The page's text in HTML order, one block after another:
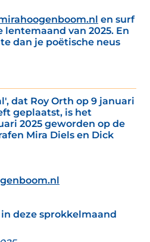
en surf
van 2025. En
dan je poëtische neus
dat Roy Orth op 9 januari
geplaatst, is het
2025 geworden op de
Mira Diels en Dick
deze sprokkelmaand